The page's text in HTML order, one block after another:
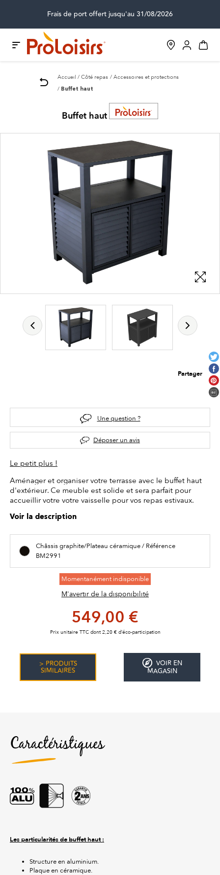
Frais de port offert jusqu'au 31/08/2026
Accueil Côté repas Accessoires et protections
Buffet haut
Buffet haut
Partager
Une question ?
Déposer un avis
Le petit plus !
Aménager et organiser votre terrasse avec le buffet haut
d'extérieur. Ce meuble est solide et sera parfait pour
accueillir votre votre vaisselle pour vos repas estivaux.
Voir la description
Châssis graphite/Plateau céramique / Référence
BM2991
Momentanément indisponible
M'avertir de la disponibilité
549,00 €
Prix unitaire TTC dont 2,20 € d’éco-participation
> PRODUITS
SIMILAIRES
VOIR EN
MAGASIN
Caractéristiques
Les particularités de buffet haut :
Structure en aluminium.
Plaque en céramique.